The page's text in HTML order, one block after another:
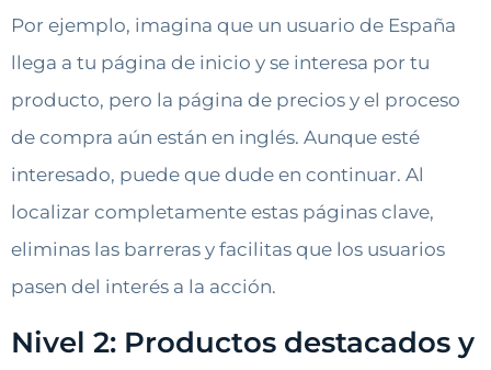
Por ejemplo, imagina que un usuario de España
llega a tu página de inicio y se interesa por tu
producto, pero la página de precios y el proceso
de compra aún están en inglés. Aunque esté
interesado, puede que dude en continuar. Al
localizar completamente estas páginas clave,
eliminas las barreras y facilitas que los usuarios
pasen del interés a la acción.
Nivel 2: Productos destacados y